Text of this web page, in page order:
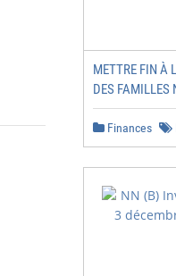
METTRE FIN À
DES FAMILLES
Finances